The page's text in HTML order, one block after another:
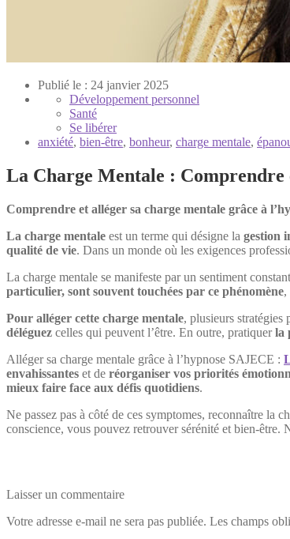
Publié le : 24 janvier 2025
Développement personnel
Santé
Se libérer
anxiété, bien-être, bonheur, charge mentale,
La Charge Mentale : Comprendre
Comprendre et alléger sa charge mentale grâce à
La charge mentale est un terme qui désigne la gestion
qualité de vie. Dans un monde où les exigences
La charge mentale se manifeste par un sentiment
particulier, sont souvent touchées par ce phénomène,
Pour alléger cette charge mentale, plusieurs stratégies
déléguez celles qui peuvent l’être. En outre, pratiquerla
Alléger sa charge mentale grâce à l’hypnose SAJECE :
envahissantes et de réorganiser vos priorités
mieux faire face aux défis quotidiens.
Ne passez pas à côté de ces symptomes, reconnaître la
conscience, vous pouvez retrouver sérénité et bien-être.
Laisser un commentaire
Votre adresse e-mail ne sera pas publiée. Les champs